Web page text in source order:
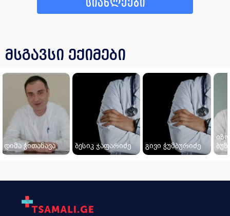
სიახლეები
მსგავსი ექიმები
დიმა ჭითანავა ბესიკ ჯაფარიძე გივი ჭუმბურიძე